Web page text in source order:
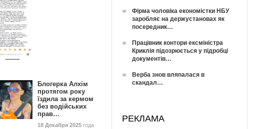
Блогерка Алхім
протягом року
їздила за кермом
без водійських
прав…
18 Декабря 2025 года
Фірма чоловіка економістки НБУ
заробляє на держустановах як
посередник…
Працівник контори ексміністра
Криклія підозрюється у підробці
документів…
Верба знов вляпалася в
скандал…
РЕКЛАМА